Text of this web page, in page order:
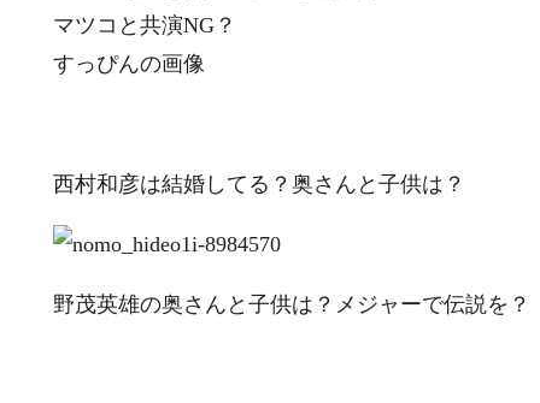
マツコと共演NG？
すっぴんの画像
西村和彦は結婚してる？奥さんと子供は？
野茂英雄の奥さんと子供は？メジャーで伝説を？